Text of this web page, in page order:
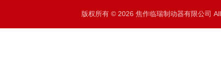
版权所有 © 2026 焦作临瑞制动器有限公